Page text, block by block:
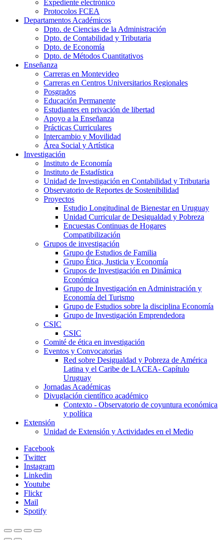
Expediente electrónico
Protocolos FCEA
Departamentos Académicos
Dpto. de Ciencias de la Administración
Dpto. de Contabilidad y Tributaria
Dpto. de Economía
Dpto. de Métodos Cuantitativos
Enseñanza
Carreras en Montevideo
Carreras en Centros Universitarios Regionales
Posgrados
Educación Permanente
Estudiantes en privación de libertad
Apoyo a la Enseñanza
Prácticas Curriculares
Intercambio y Movilidad
Área Social y Artística
Investigación
Instituto de Economía
Instituto de Estadística
Unidad de Investigación en Contabilidad y Tributaria
Observatorio de Reportes de Sostenibilidad
Proyectos
Estudio Longitudinal de Bienestar en Uruguay
Unidad Curricular de Desigualdad y Pobreza
Encuestas Continuas de Hogares
Compatibilización
Grupos de investigación
Grupo de Estudios de Familia
Grupo Ética, Justicia y Economía
Grupos de Investigación en Dinámica
Económica
Grupo de Investigación en Administración y
Economía del Turismo
Grupo de Estudios sobre la disciplina Economía
Grupo de Investigación Emprendedora
CSIC
CSIC
Comité de ética en investigación
Eventos y Convocatorias
Red sobre Desigualdad y Pobreza de América
Latina y el Caribe de LACEA- Capítulo
Uruguay
Jornadas Académicas
Divuglación científico académico
Contexto - Observatorio de coyuntura económica
y política
Extensión
Unidad de Extensión y Actividades en el Medio
Facebook
Twitter
Instagram
Linkedin
Youtube
Flickr
Mail
Spotify